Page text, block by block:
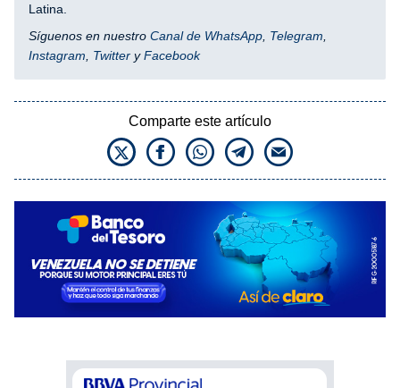
Latina.
Síguenos en nuestro Canal de WhatsApp Telegram
Instagram
Twitter yFacebook
Comparte este artículo